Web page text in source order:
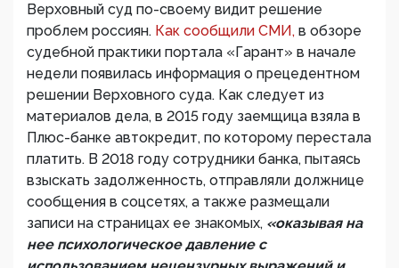
Верховный суд по-своему видит решение
проблем россиян. Как сообщили СМИ, в обзоре
судебной практики портала «Гарант» в начале
недели появилась информация о прецедентном
решении Верховного суда. Как следует из
материалов дела, в 2015 году заемщица взяла в
Плюс-банке автокредит, по которому перестала
платить. В 2018 году сотрудники банка, пытаясь
взыскать задолженность, отправляли должнице
сообщения в соцсетях, а также размещали
записи на страницах ее знакомых, «оказывая на
нее психологическое давление с